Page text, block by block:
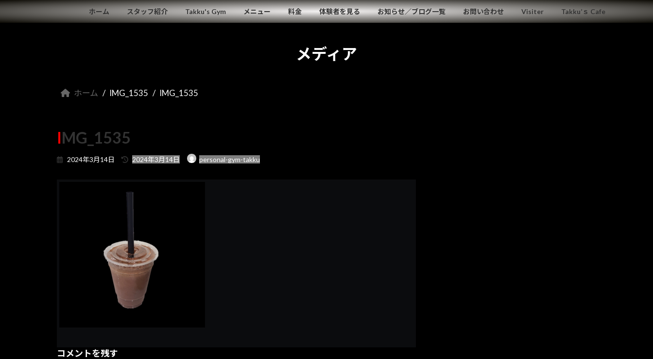
コ
ン
ナ
ビ
ホーム スタッフ紹介 Takku's Gym メニュー 料金 体験者を見る お知らせ／ブログ一覧 お問い合わせ Visiter Takku’ｓ Cafe
メディア
ホーム IMG_1535 IMG_1535
IMG_1535
2024年3月14日
最
2024年3月14日 personal-gym-takku
コメントを残す